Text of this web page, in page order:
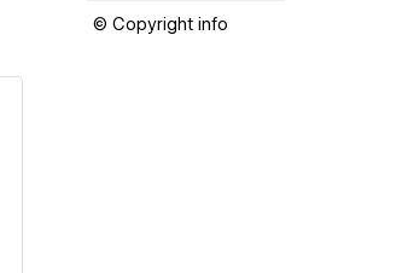
© Copyright info